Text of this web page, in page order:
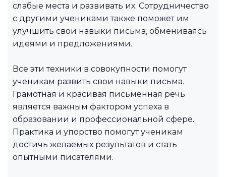
слабые места и развивать их. Сотрудничество
с другими учениками также поможет им
улучшить свои навыки письма, обмениваясь
идеями и предложениями.
Все эти техники в совокупности помогут
ученикам развить свои навыки письма.
Грамотная и красивая письменная речь
является важным фактором успеха в
образовании и профессиональной сфере.
Практика и упорство помогут ученикам
достичь желаемых результатов и стать
опытными писателями.